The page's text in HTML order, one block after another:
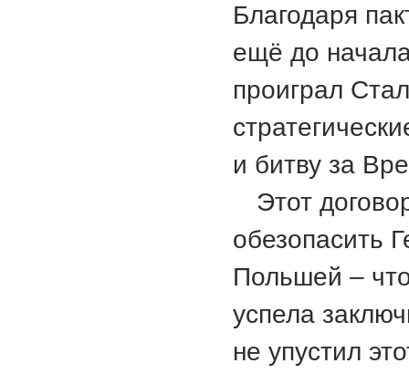
Благодаря
ещё до
проиграл
и битву за
Этот
обезопасить
Польшей –
успела
не упустил